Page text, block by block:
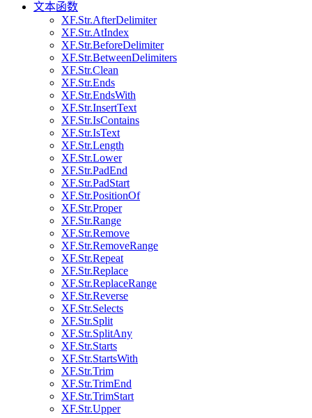
文本函数
XF.Str.AfterDelimiter
XF.Str.AtIndex
XF.Str.BeforeDelimiter
XF.Str.BetweenDelimiters
XF.Str.Clean
XF.Str.Ends
XF.Str.EndsWith
XF.Str.InsertText
XF.Str.IsContains
XF.Str.IsText
XF.Str.Length
XF.Str.Lower
XF.Str.PadEnd
XF.Str.PadStart
XF.Str.PositionOf
XF.Str.Proper
XF.Str.Range
XF.Str.Remove
XF.Str.RemoveRange
XF.Str.Repeat
XF.Str.Replace
XF.Str.ReplaceRange
XF.Str.Reverse
XF.Str.Selects
XF.Str.Split
XF.Str.SplitAny
XF.Str.Starts
XF.Str.StartsWith
XF.Str.Trim
XF.Str.TrimEnd
XF.Str.TrimStart
XF.Str.Upper